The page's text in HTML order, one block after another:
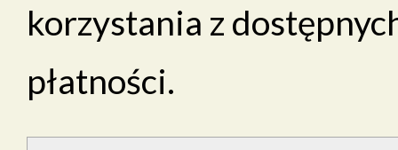
korzystania z
płatności.